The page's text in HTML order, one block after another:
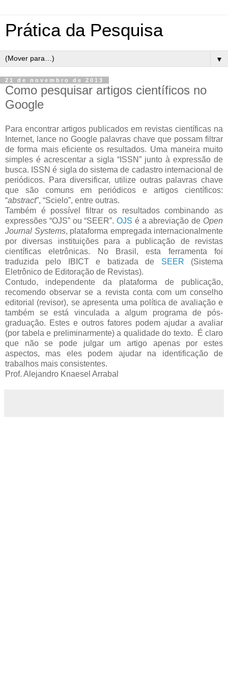
Prática da Pesquisa
▼
21 de novembro de 2013
Como pesquisar artigos científicos no
Google
Para encontrar artigos publicados em revistas científicas na
Internet, lance no Google palavras chave que possam filtrar
de forma mais eficiente os resultados. Uma maneira muito
simples é acrescentar a sigla “ISSN” junto à expressão de
busca. ISSN é sigla do sistema de cadastro internacional de
periódicos. Para diversificar, utilize outras palavras chave
que são comuns em periódicos e artigos científicos:
“abstract”, “Scielo”, entre outras.
Também é possível filtrar os resultados combinando as
expressões “OJS” ou “SEER”.OJS é a abreviação de Open
Journal Systems, plataforma empregada internacionalmente
por diversas instituições para a publicação de revistas
científicas eletrônicas. No Brasil, esta ferramenta foi
traduzida pelo IBICT e batizada de SEER (Sistema
Eletrônico de Editoração de Revistas).
Contudo, independente da plataforma de publicação,
recomendo observar se a revista conta com um conselho
editorial (revisor), se apresenta uma política de avaliação e
também se está vinculada a algum programa de pós-
graduação. Estes e outros fatores podem ajudar a avaliar
(por tabela e preliminarmente) a qualidade do texto. É claro
que não se pode julgar um artigo apenas por estes
aspectos, mas eles podem ajudar na identificação de
trabalhos mais consistentes.
Prof. Alejandro Knaesel Arrabal